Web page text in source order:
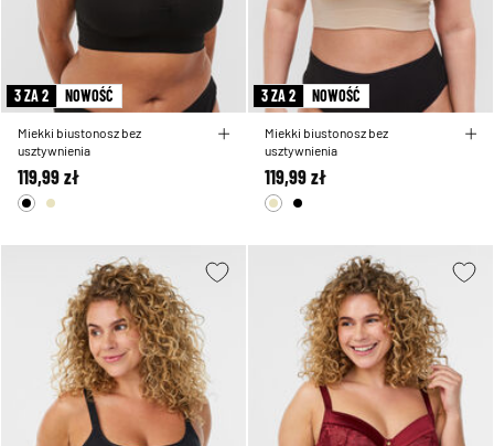
3 ZA 2 NOWOŚĆ
Miekki biustonosz bez
usztywnienia
119,99 zł
3 ZA 2 NOWOŚĆ
Miekki biustonosz bez
usztywnienia
119,99 zł